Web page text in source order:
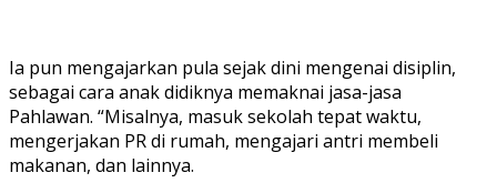
Ia pun mengajarkan pula sejak dini mengenai disiplin,
sebagai cara anak didiknya memaknai jasa-jasa
Pahlawan. “Misalnya, masuk sekolah tepat waktu,
mengerjakan PR di rumah, mengajari antri membeli
makanan, dan lainnya.